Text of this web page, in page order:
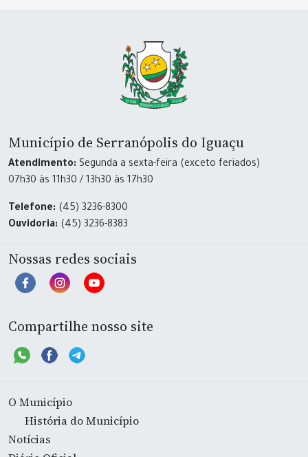
Município de Serranópolis do Iguaçu
Atendimento: Segunda a sexta-feira (exceto feriados)
07h30 às 11h30 / 13h30 às 17h30
Telefone: (45) 3236-8300
Ouvidoria: (45) 3236-8383
Nossas redes sociais
Compartilhe nosso site
O Município
História do Município
Notícias